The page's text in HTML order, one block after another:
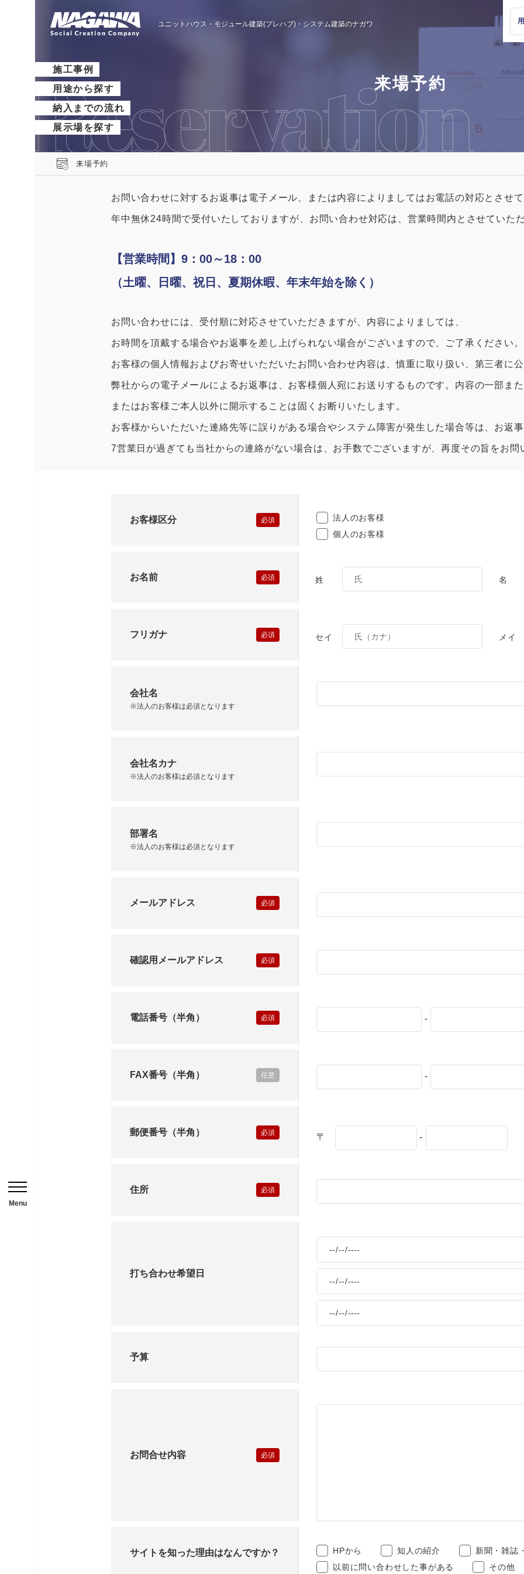
メニューを開閉する
Menu
営業時間AM 9:00〜
用途から探す 製品特長と納入までの流れ
よくあるご質問
その他
お問い合わせ
ショッピングカ
利用規約
ユニットハウス・モジュール建築(プレハブ)・ システム建築のナガワ
施工事例
用途から探す
納入までの流れ
展示場を探す
来場予約
来場予約
お問い合わせに対するお返事は電子メール、または内容によりましてはお電話の対応とさせて
年中無休24時間で受付いたしておりますが、お問い合わせ対応は、営業時間内とさせていただ
【営業時間】9：00～18：00
（土曜、日曜、祝日、夏期休暇、年末年始を除く）
お問い合わせには、受付順に対応させていただきますが、内容によりましては、
お時間を頂戴する場合やお返事を差し上げられない場合がございますので、ご了承ください。
お客様の個人情報およびお寄せいただいたお問い合わせ内容は、慎重に取り扱い、第三者に
弊社からの電子メールによるお返事は、お客様個人宛にお送りするものです。内容の一部ま
またはお客様ご本人以外に開示することは固くお断りいたします。
お客様からいただいた連絡先等に誤りがある場合やシステム障害が発生した場合等は、お返
7営業日が過ぎても当社からの連絡がない場合は、お手数でございますが、再度その旨をお問
お客様区分
法人のお客様
個人のお客様
お名前 姓 名
フリガナ セイ メイ
会社名
※法人のお客様は必須となります
会社名カナ
※法人のお客様は必須となります
部署名
※法人のお客様は必須となります
メールアドレス
確認用メールアドレス
電話番号（半角） -
FAX番号（半角） -
郵便番号（半角） 〒 -
住所
打ち合わせ希望日
予算
お問合せ内容
サイトを知った理由はなんですか？ HPから 知人の紹介
新聞・雑誌
以前に問い合わせした事がある
その他